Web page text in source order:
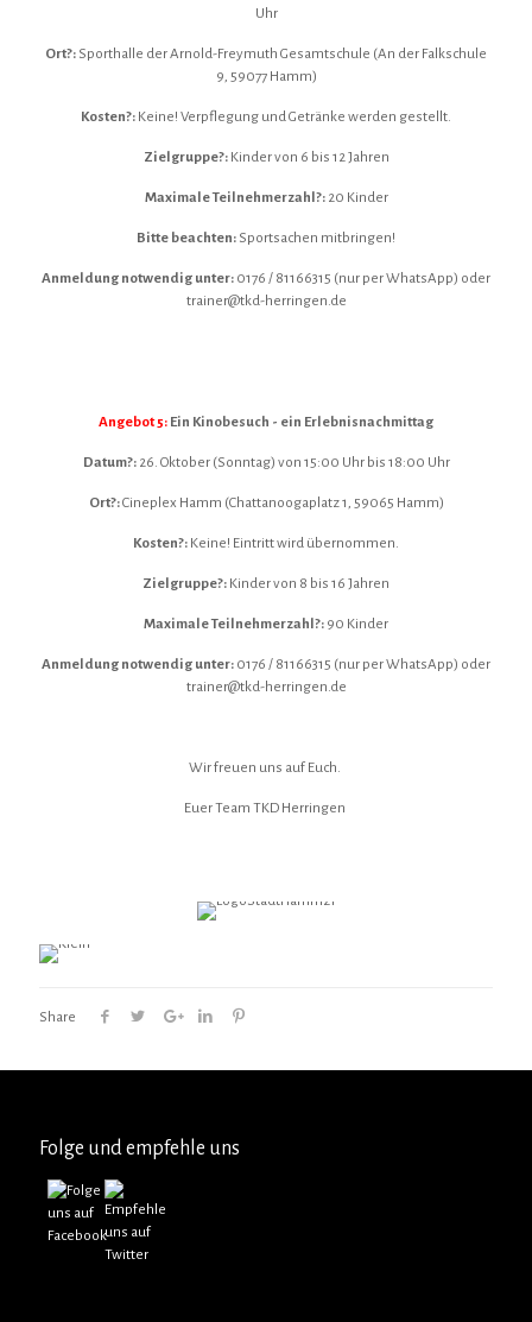
Uhr
Ort?: Sporthalle der Arnold-Freymuth Gesamtschule (An der Falkschule
9, 59077 Hamm)
Kosten?: Keine! Verpflegung und Getränke werden gestellt.
Zielgruppe?:Kinder von 6 bis 12 Jahren
Maximale Teilnehmerzahl?:20 Kinder
Bitte beachten: Sportsachen mitbringen!
Anmeldung notwendig unter: 0176 / 81166315 (nur per WhatsApp) oder
trainer@tkd-herringen.de
Angebot 5: Ein Kinobesuch - ein Erlebnisnachmittag
Datum?:26. Oktober (Sonntag) von 15:00 Uhr bis 18:00 Uhr
Ort?:Cineplex Hamm (Chattanoogaplatz 1, 59065 Hamm)
Kosten?: Keine! Eintritt wird übernommen.
Zielgruppe?: Kinder von 8 bis 16 Jahren
Maximale Teilnehmerzahl?: 90 Kinder
Anmeldung notwendig unter: 0176 / 81166315 (nur per WhatsApp) oder
trainer@tkd-herringen.de
Wir freuen uns auf Euch.
Euer Team TKD Herringen
Share
Folge und empfehle uns